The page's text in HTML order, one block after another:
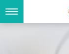
到
要